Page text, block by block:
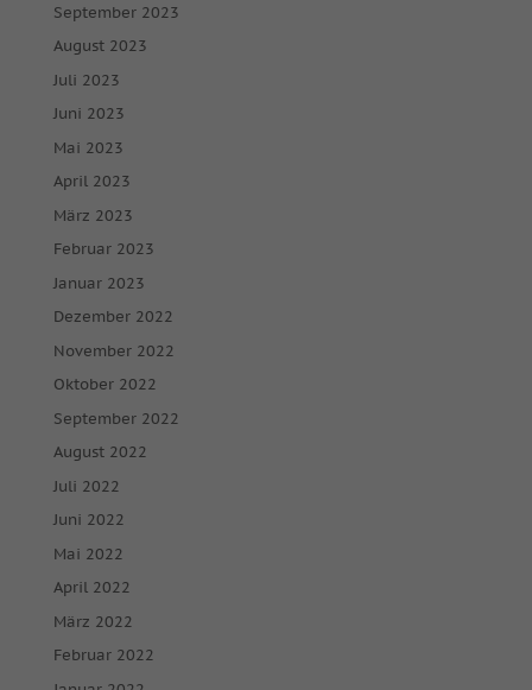
September 2023
August 2023
Juli 2023
Juni 2023
Mai 2023
April 2023
März 2023
Februar 2023
Januar 2023
Dezember 2022
November 2022
Oktober 2022
September 2022
August 2022
Juli 2022
Juni 2022
Mai 2022
April 2022
März 2022
Februar 2022